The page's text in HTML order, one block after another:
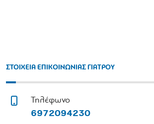
ΣΤΟΙΧΕΙΑ ΕΠΙΚΟΙΝΩΝΙΑΣ ΓΙΑΤΡΟΥ
Τηλέφωνο
6972094230